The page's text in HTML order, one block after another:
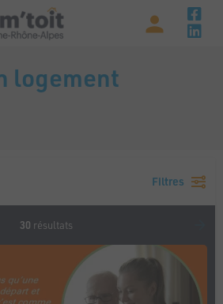
logement
Filtres
30 résultats